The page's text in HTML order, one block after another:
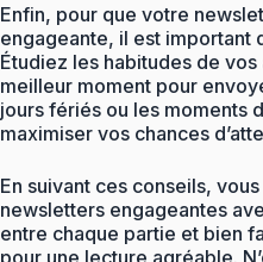
Enfin, pour que votre
engageante, il est important
Étudiez les habitudes de
meilleur moment pour
jours fériés ou les moments
maximiser vos chances
En suivant ces conseils,
newsletters engageantes
entre chaque partie et bien
pour une lecture agréable.